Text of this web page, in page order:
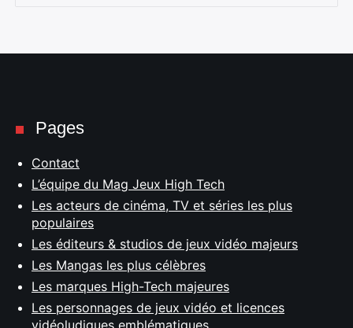
Pages
Contact
L’équipe du Mag Jeux High Tech
Les acteurs de cinéma, TV et séries les plus
populaires
Les éditeurs & studios de jeux vidéo majeurs
Les Mangas les plus célèbres
Les marques High-Tech majeures
Les personnages de jeux vidéo et licences
vidéoludiques emblématiques